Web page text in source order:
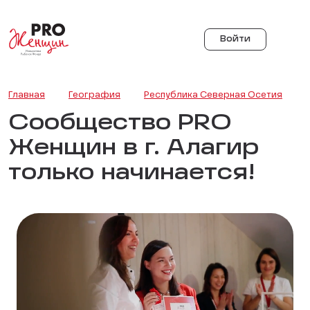
Войти
Главная География Республика Северная Осетия
Сообщество PRO
Женщин в г. Алагир
только начинается!